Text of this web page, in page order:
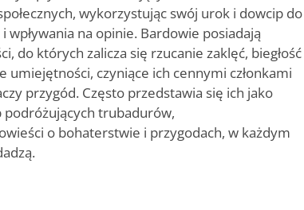
wykorzystując swój urok i dowcip do
na opinie. Bardowie posiadają
do których zalicza się rzucanie zaklęć, biegłość
umiejętności, czyniące ich cennymi członkami
przygód. Często przedstawia się ich jako
trubadurów,
o bohaterstwie i przygodach, w każdym